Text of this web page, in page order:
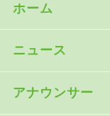
ホーム
ニュース
アナウンサー